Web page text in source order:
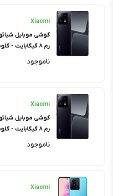
Xiaomi
رم ۸ گیگابایت - گلوبال
ناموجود
Xiaomi
رم ۸ گیگابایت - گلوبال
ناموجود
Xiaomi